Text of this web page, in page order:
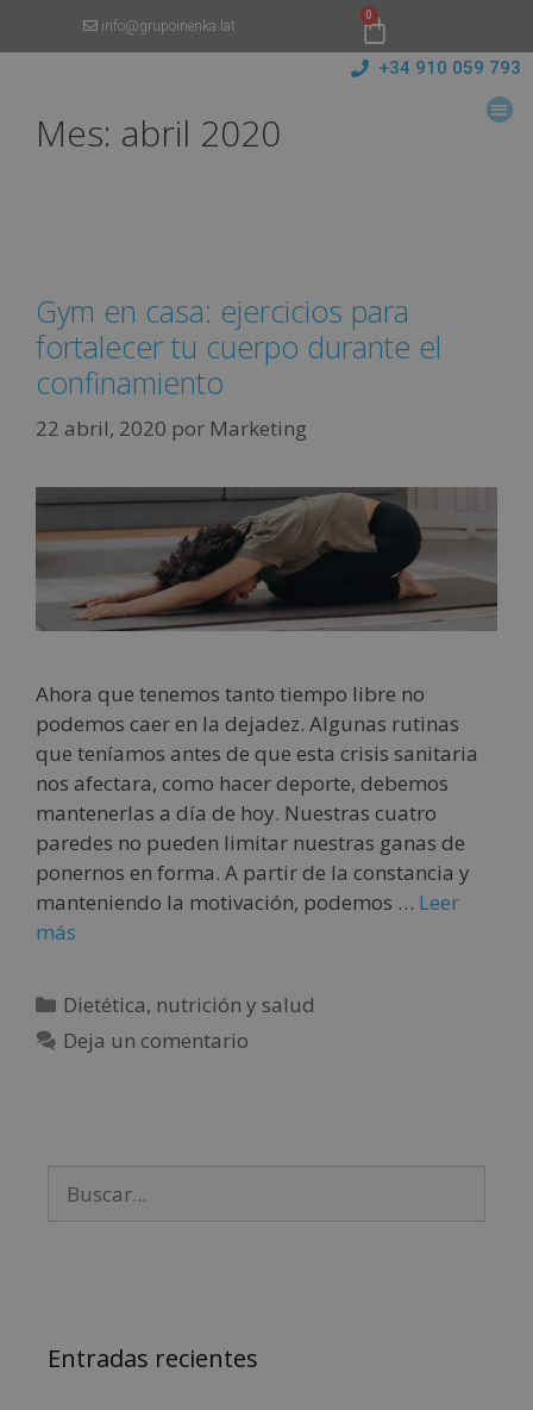
info@grupoinenka.lat
0
+34 910 059 793
Mes: abril 2020
Gym en casa: ejercicios para
fortalecer tu cuerpo durante el
confinamiento
22 abril, 2020 por Marketing
Ahora que tenemos tanto tiempo libre no
podemos caer en la dejadez. Algunas rutinas
que teníamos antes de que esta crisis sanitaria
nos afectara, como hacer deporte, debemos
mantenerlas a día de hoy. Nuestras cuatro
paredes no pueden limitar nuestras ganas de
ponernos en forma. A partir de la constancia y
manteniendo la motivación, podemos … Leer
más
Dietética, nutrición y salud
Deja un comentario
Entradas recientes